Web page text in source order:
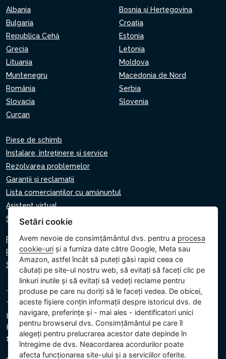
Albania
Bosnia și Herțegovina
Bulgaria
Croaţia
Republica Cehă
Estonia
Grecia
Letonia
Lituania
Moldova
Muntenegru
Macedonia de Nord
România
Serbia
Slovacia
Slovenia
Curcan
Piese de schimb
Instalare, întreținere și service
Rezolvarea problemelor
Garanții și reclamații
Lista comercianților cu amănuntul
Asistent virtual
Scrie-ne
Politica de confidențialitate
Politica privind cookie-urile
Setări cookie
Intex Trading, s.r.o.
Hradecká 2526/3
130 00 Praga 3 - Republica Cehă
Setări cookie
Avem nevoie de consimțământul dvs. pentru a procesa
cookie-uri și a furniza date către Google, Meta sau
Amazon, astfel încât să puteți găsi rapid ceea ce
căutați pe site-ul nostru web, să evitați să faceți clic pe
linkuri inutile și să evitați să vedeți reclame pentru
produse pe care nu doriți să le faceți vedea. De obicei,
aceste fișiere conțin informații despre istoricul dvs. de
navigare, preferințe și - mai ales - identificatori unici
pentru browserul dvs. Consimțământul pe care îl
alegeți pentru prelucrarea acestor date depinde în
întregime de dvs. Neacordarea acordurilor poate
afecta funcționarea site-ului și a serviciilor oferite.